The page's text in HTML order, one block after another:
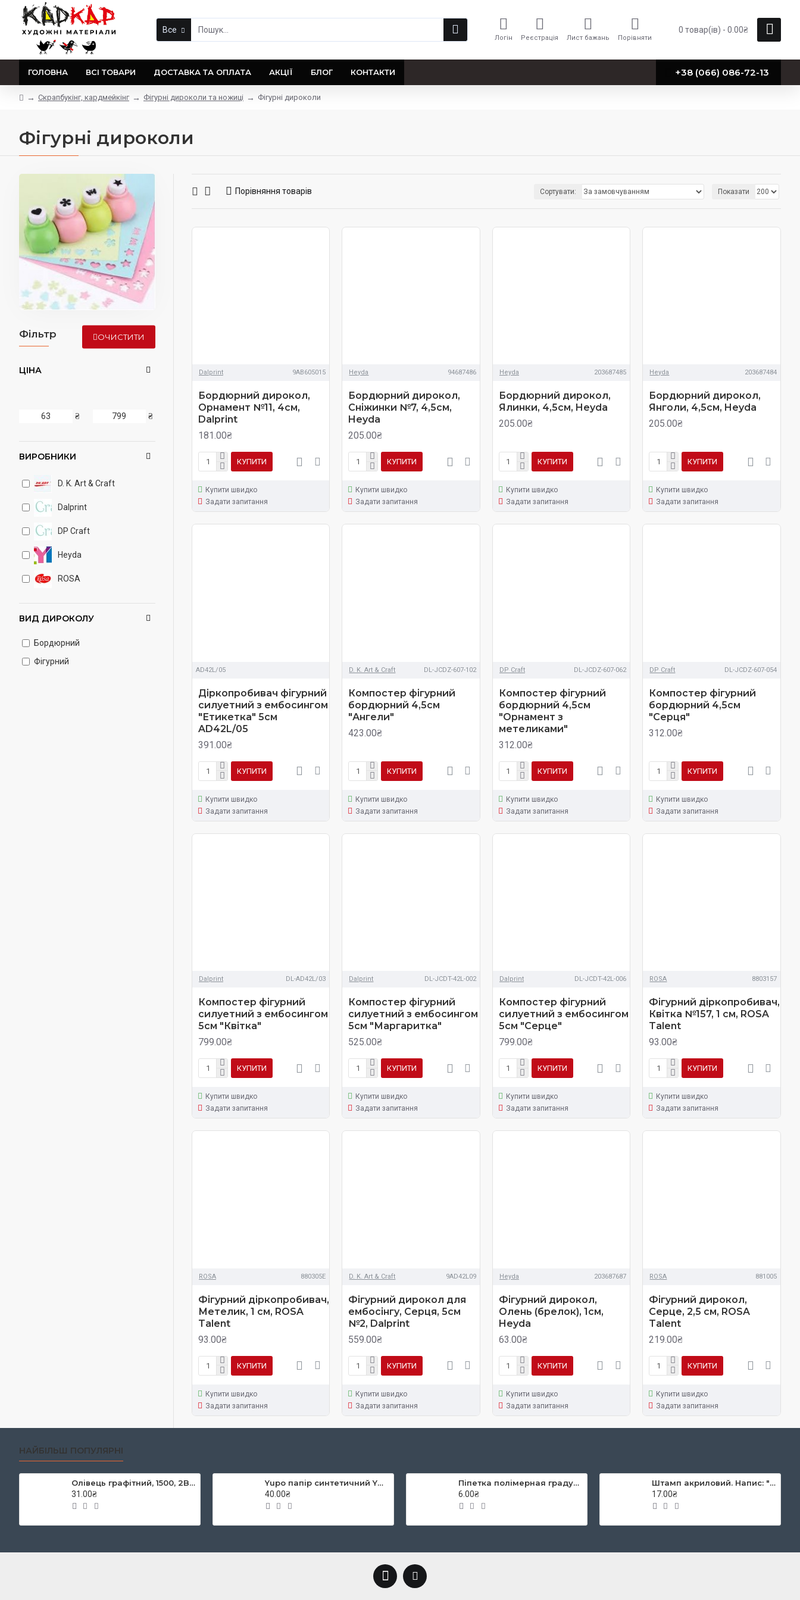
Все
Логін Реєстрація Лист бажань Порівняти
0 товар(ів) - 0.00₴
ГОЛОВНА ВСІ ТОВАРИ ДОСТАВКА ТА ОПЛАТА АКЦІЇ БЛОГ КОНТАКТИ +38 (066) 086-72-13
Скрапбукінг, кардмейкінг Фігурні дироколи та ножиці Фігурні дироколи
Фігурні дироколи
Фільтр ОЧИСТИТИ
ЦІНА
₴ ₴
ВИРОБНИКИ
D. K. Art & Craft
Dalprint
DP Craft
Heyda
ROSA
ВИД ДИРОКОЛУ
Бордюрний
Фігурний
Порівняння товарів Сортувати: Показати
Dalprint 9AB605015
Бордюрний дирокол,
Орнамент №11, 4см,
Dalprint
181.00₴
КУПИТИ
Купити швидко
Задати запитання
Heyda 94687486
Бордюрний дирокол,
Сніжинки №7, 4,5см,
Heyda
205.00₴
КУПИТИ
Купити швидко
Задати запитання
Heyda 203687485
Бордюрний дирокол,
Ялинки, 4,5см, Heyda
205.00₴
КУПИТИ
Купити швидко
Задати запитання
Heyda 203687484
Бордюрний дирокол,
Янголи, 4,5см, Heyda
205.00₴
КУПИТИ
Купити швидко
Задати запитання
AD42L/05
Діркопробивач фігурний
силуетний з ембосингом
"Етикетка" 5см
AD42L/05
391.00₴
КУПИТИ
Купити швидко
Задати запитання
D. K. Art & Craft DL-JCDZ-607-102
Компостер фігурний
бордюрний 4,5см
"Ангели"
423.00₴
КУПИТИ
Купити швидко
Задати запитання
DP Craft DL-JCDZ-607-062
Компостер фігурний
бордюрний 4,5см
"Орнамент з
метеликами"
312.00₴
КУПИТИ
Купити швидко
Задати запитання
DP Craft DL-JCDZ-607-054
Компостер фігурний
бордюрний 4,5см
"Серця"
312.00₴
КУПИТИ
Купити швидко
Задати запитання
Dalprint DL-AD42L/03
Компостер фігурний
силуетний з ембосингом
5см "Квітка"
799.00₴
КУПИТИ
Купити швидко
Задати запитання
Dalprint DL-JCDT-42L-002
Компостер фігурний
силуетний з ембосингом
5см "Маргаритка"
525.00₴
КУПИТИ
Купити швидко
Задати запитання
Dalprint DL-JCDT-42L-006
Компостер фігурний
силуетний з ембосингом
5см "Серце"
799.00₴
КУПИТИ
Купити швидко
Задати запитання
ROSA 8803157
Фігурний діркопробивач,
Квітка №157, 1 см, ROSA
Talent
93.00₴
КУПИТИ
Купити швидко
Задати запитання
ROSA 880305Е
Фігурний діркопробивач,
Метелик, 1 см, ROSA
Talent
93.00₴
КУПИТИ
Купити швидко
Задати запитання
D. K. Art & Craft 9AD42L09
Фігурний дирокол для
ембосінгу, Серця, 5см
№2, Dalprint
559.00₴
КУПИТИ
Купити швидко
Задати запитання
Heyda 203687687
Фігурний дирокол,
Олень (брелок), 1см,
Heyda
63.00₴
КУПИТИ
Купити швидко
Задати запитання
ROSA 881005
Фігурний дирокол,
Серце, 2,5 см, ROSA
Talent
219.00₴
КУПИТИ
Купити швидко
Задати запитання
НАЙБІЛЬШ ПОПУЛЯРНІ
Олівець графітний, 1500, 2B, KOH-I-NOOR
31.00₴
Yupo папір синтетичний YUPO-Blue 234g 300µ, 460x320 mm
40.00₴
Піпетка полімерная градурована 3мл
6.00₴
Штамп акриловий. Напис: "ХВ", розмір: 3х1,6 см
17.00₴